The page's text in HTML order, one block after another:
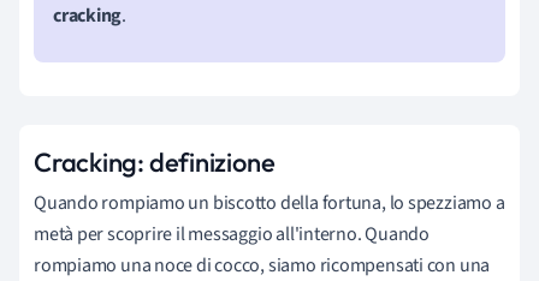
cracking.
Cracking: definizione
Quando rompiamo un biscotto della fortuna, lo spezziamo a
metà per scoprire il messaggio all'interno. Quando
rompiamo una noce di cocco, siamo ricompensati con una